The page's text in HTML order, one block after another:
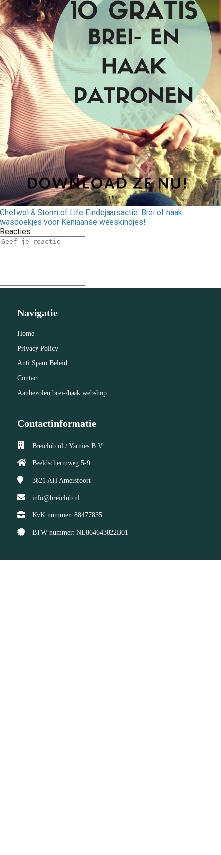
Chefwol & Storm of Life Eindejaarsactie: Brei of haak
wasdoekjes voor Keniaanse weeskindjes!
Reacties
Navigatie
Home
Privacy Policy
Anti Spam Beleid
Contact
Aanbevolen brei-/haak webshop
Contactinformatie
Breiclub.nl / Yarnies B.V.
Beeldschermweg 5-9
3821 AH Amersfoort
info@breiclub.nl
KvK nummer: 88477835
BTW nummer: NL864643822B01